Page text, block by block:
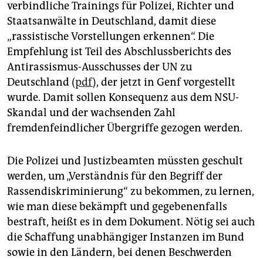
unterstützen
abo
genossenschaft
epaper login
verbindliche Trainings für Polizei, Richter und
Staatsanwälte in Deutschland, damit diese
„rassistische Vorstellungen erkennen“. Die
Empfehlung ist Teil des Abschlussberichts des
Antirassismus-Ausschusses der UN zu
Deutschland (pdf), der jetzt in Genf vorgestellt
wurde. Damit sollen Konsequenz aus dem NSU-
Skandal und der wachsenden Zahl
fremdenfeindlicher Übergriffe gezogen werden.
Die Polizei und Justizbeamten müssten geschult
werden, um „Verständnis für den Begriff der
Rassendiskriminierung“ zu bekommen, zu lernen,
wie man diese bekämpft und gegebenenfalls
bestraft, heißt es in dem Dokument. Nötig sei auch
die Schaffung unabhängiger Instanzen im Bund
sowie in den Ländern, bei denen Beschwerden